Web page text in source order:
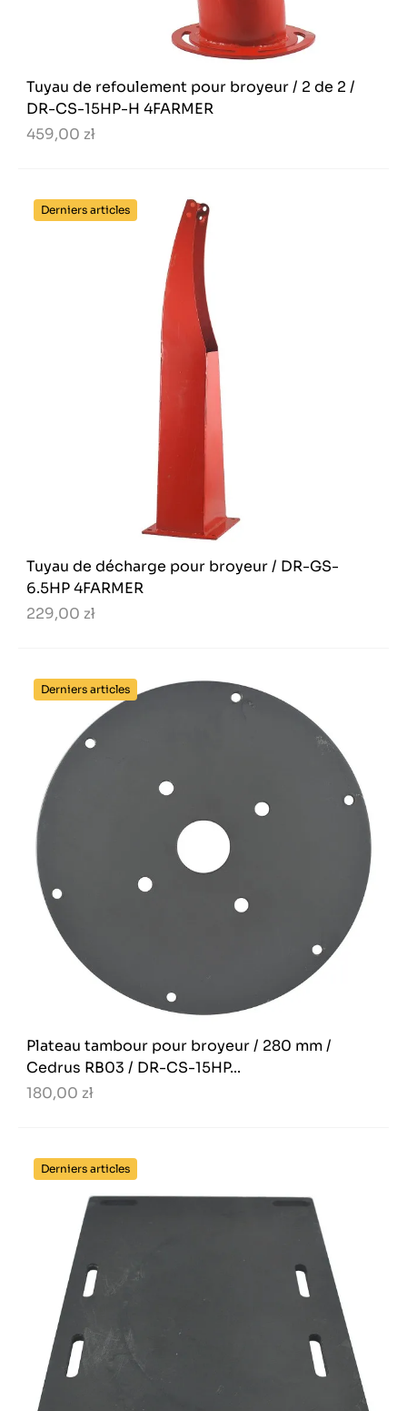
Tuyau de refoulement pour broyeur / 2 de 2 /
DR-CS-15HP-H 4FARMER
459,00 zł
Derniers articles
Tuyau de décharge pour broyeur / DR-GS-
6.5HP 4FARMER
229,00 zł
Derniers articles
Plateau tambour pour broyeur / 280 mm /
Cedrus RB03 / DR-CS-15HP...
180,00 zł
Derniers articles